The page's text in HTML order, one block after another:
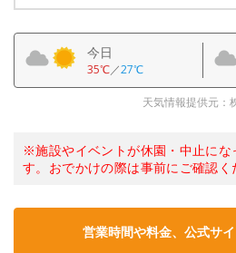
今日
35℃／27℃
天気情報提供元：
※施設やイベントが休園・中止にな
す。おでかけの際は事前にご確認く
営業時間や料金、公式サ